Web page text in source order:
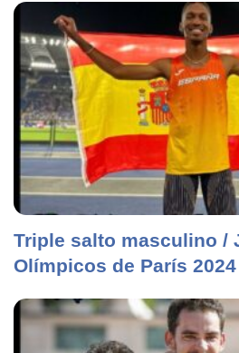
Triple salto masculino /
Olímpicos de París 2024